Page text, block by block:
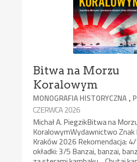
Bitwa na Morzu
Koralowym
MONOGRAFIA HISTORYCZNA ,
CZERWCA 2026
Michał A. PiegzikBitwa na
KoralowymWydawnictwo
Kraków 2026 Rekomendacja:
okładki: 3/5 Banzai, banzai,